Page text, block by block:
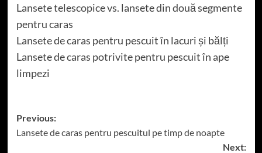
Lansete telescopice vs. lansete din două segmente
pentru caras
Lansete de caras pentru pescuit în lacuri și bălți
Lansete de caras potrivite pentru pescuit în ape
limpezi
Post
navigation
Previous:
Lansete de caras pentru pescuitul pe timp de noapte
Next: